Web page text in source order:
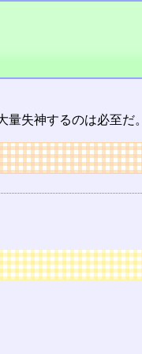
失神するのは必至だ。